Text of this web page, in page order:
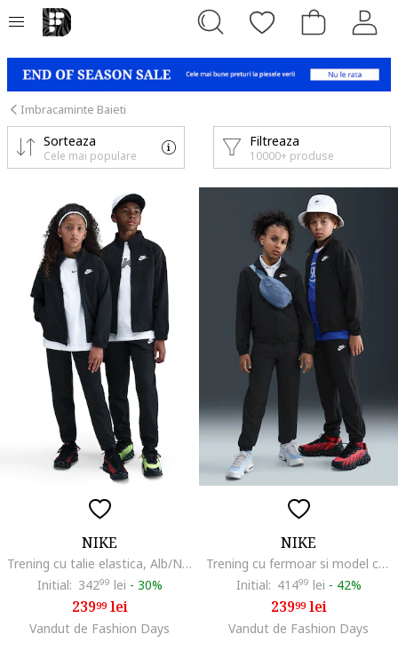
Imbracaminte Baieti
Filtreaza
10000+ produse
Sorteaza
Cele mai populare
NIKE
Trening cu talie elastica, Alb/Negru
Initial: 34299 lei - 30%
23999lei
Vandut de Fashion Days
NIKE
Trening cu fermoar si model colorblock Sportswear, Alb/Negru stins
Initial: 41499 lei - 42%
23999lei
Vandut de Fashion Days